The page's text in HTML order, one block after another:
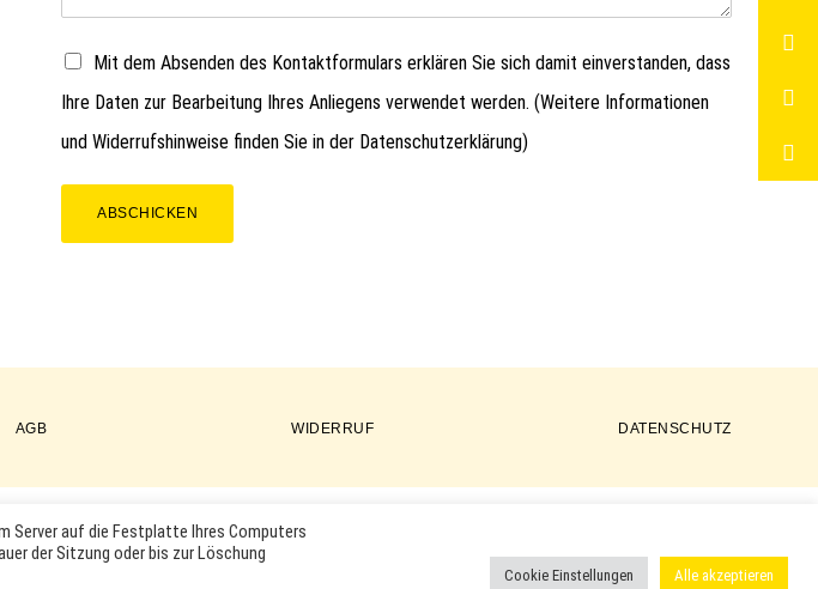
Mit dem Absenden des Kontaktformulars erklären Sie sich damit einverstanden, dass
Ihre Daten zur Bearbeitung Ihres Anliegens verwendet werden. (Weitere Informationen
und Widerrufshinweise finden Sie in der Datenschutzerklärung)
ABSCHICKEN
AGB WIDERRUF DATENSCHUTZ
WORDPRESS ·LOG IN
NUR ZUR IDENTIFIKATION DER PRODUKTE VERWENDET UND KÖNNEN EINGETRAGENE MARKEN
WARENZEICHEN ODER EINGETRAGENE WARENZEICHEN DER ENTSPRECHENDEN
Server auf die Festplatte Ihres Computers
der Sitzung oder bis zur Löschung
Cookie Einstellungen Alle akzeptieren